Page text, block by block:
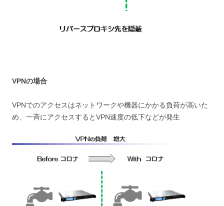
VPNの場合
VPNでのアクセスはネットワークや機器にかかる負荷が高いた
め、一斉にアクセスするとVPN速度の低下などが発生